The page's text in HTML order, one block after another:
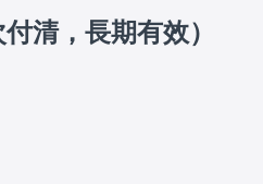
清，長期有效）